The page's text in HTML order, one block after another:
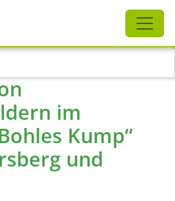
im
Kump“
und
Schliessen